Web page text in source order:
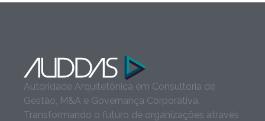
Autoridade Arquitetônica em Consultoria de
Gestão, M&A e Governança Corporativa.
Transformando o futuro de organizações através